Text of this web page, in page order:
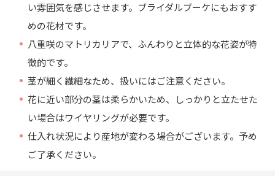
い雰囲気を感じさせます。ブライダルブーケにもおすす
めの花材です。
八重咲のマトリカリアで、ふんわりと立体的な花姿が特
徴的です。
茎が細く繊細なため、扱いにはご注意ください。
花に近い部分の茎は柔らかいため、しっかりと立たせた
い場合はワイヤリングが必要です。
仕入れ状況により産地が変わる場合がございます。予め
ご了承ください。